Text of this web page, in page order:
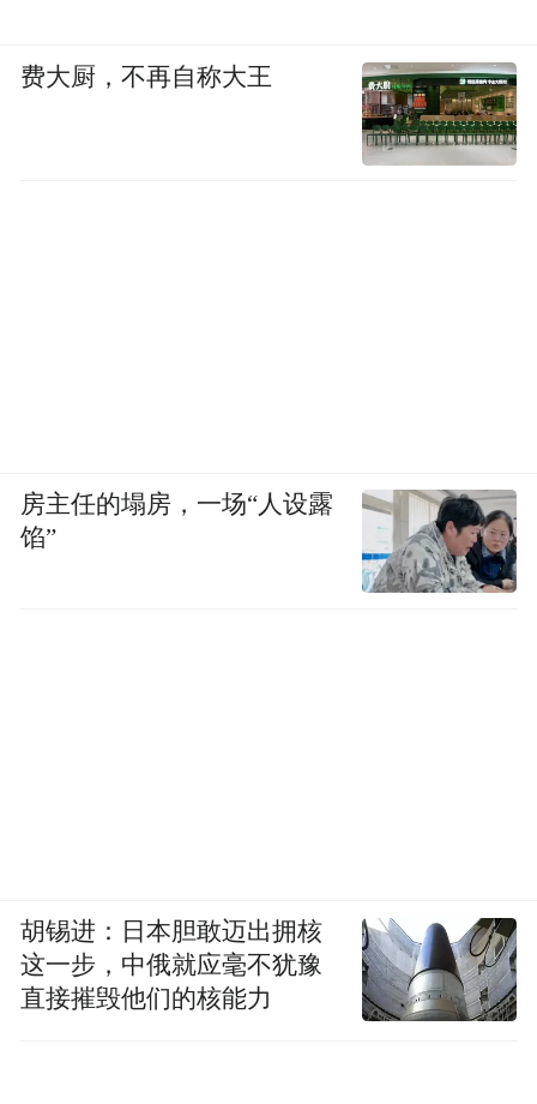
费大厨，不再自称大王
房主任的塌房，一场“人设露
馅”
胡锡进：日本胆敢迈出拥核
这一步，中俄就应毫不犹豫
直接摧毁他们的核能力